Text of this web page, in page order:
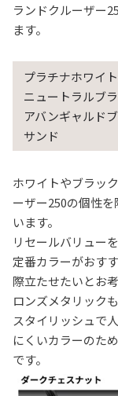
ランドクルーザー
ます。
プラチナホワイ
ニュートラルブ
アバンギャルド
サンド
ホワイトやブラッ
ーザー250の個性
います。
リセールバリュー
定番カラーがおす
際立たせたいとお
ロンズメタリック
スタイリッシュで
にくいカラーのた
です。